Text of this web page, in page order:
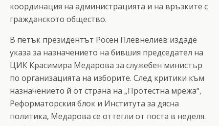
координация на администрацията и на връзките с
гражданското общество.
В петък президентът Росен Плевнелиев издаде
указа за назначението на бившия председател на
ЦИК Красимира Медарова за служебен министър
по организацията на изборите. След критики към
назначението й от страна на „Протестна мрежа“,
Реформаторския блок и Института за дясна
политика, Медарова се оттегли от поста в неделя.